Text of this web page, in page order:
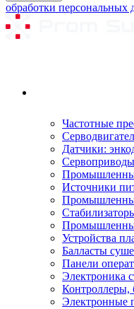
обработки персональных
Частотные
Датчики:
Сервоприводы
Источники
Устройства
Балласты
Панели
Электроника
Контроллеры,
Электронные